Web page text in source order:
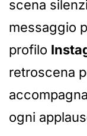
scena
messaggio
profilo
retroscena
ogni